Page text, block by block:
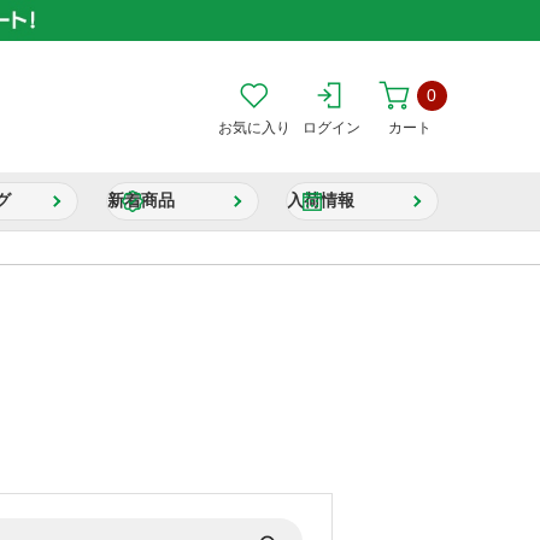
お気に入り ログイン カート
0
新着商品 入荷情報